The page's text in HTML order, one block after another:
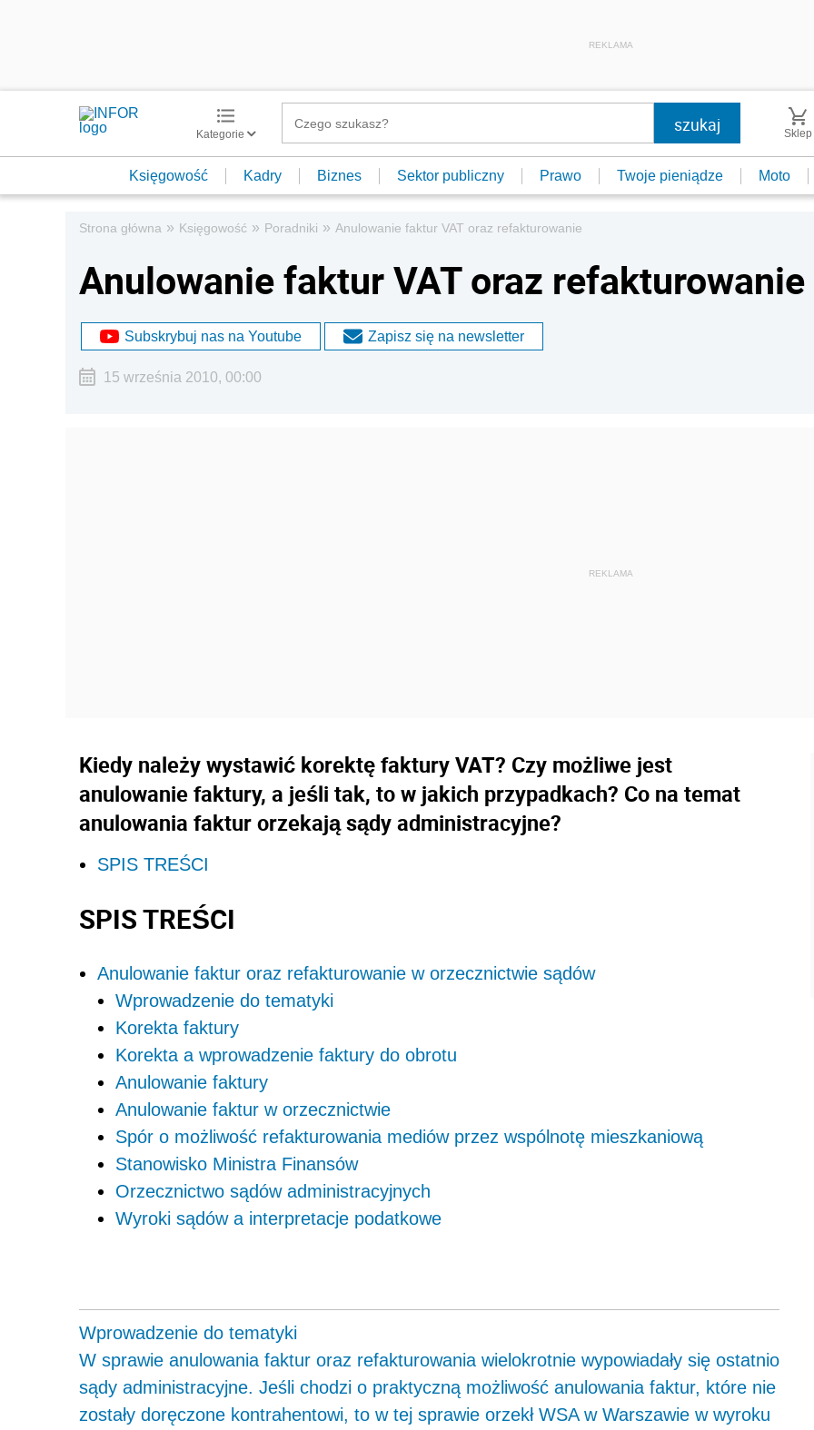
REKLAMA
Kategorie Sklep
Księgowość Kadry Biznes Sektor publiczny Prawo Twoje pieniądze Moto
Strona główna » Księgowość » Poradniki » Anulowanie faktur VAT oraz refakturowanie
Anulowanie faktur VAT oraz refakturowanie
Subskrybuj nas na Youtube Zapisz się na newsletter
15 września 2010, 00:00
Kiedy należy wystawić korektę faktury VAT? Czy możliwe jest
anulowanie faktury, a jeśli tak, to w jakich przypadkach? Co na temat
anulowania faktur orzekają sądy administracyjne?
SPIS TREŚCI
SPIS TREŚCI
Anulowanie faktur oraz refakturowanie w orzecznictwie sądów
Wprowadzenie do tematyki
Korekta faktury
Korekta a wprowadzenie faktury do obrotu
Anulowanie faktury
Anulowanie faktur w orzecznictwie
Spór o możliwość refakturowania mediów przez wspólnotę mieszkaniową
Stanowisko Ministra Finansów
Orzecznictwo sądów administracyjnych
Wyroki sądów a interpretacje podatkowe
Wprowadzenie do tematyki
W sprawie anulowania faktur oraz refakturowania wielokrotnie wypowiadały się ostatnio
sądy administracyjne. Jeśli chodzi o praktyczną możliwość anulowania faktur, które nie
zostały doręczone kontrahentowi, to w tej sprawie orzekł WSA w Warszawie w wyroku